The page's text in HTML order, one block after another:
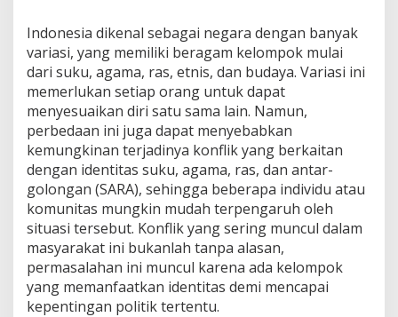
Indonesia dikenal sebagai negara dengan banyak
variasi, yang memiliki beragam kelompok mulai
dari suku, agama, ras, etnis, dan budaya. Variasi ini
memerlukan setiap orang untuk dapat
menyesuaikan diri satu sama lain. Namun,
perbedaan ini juga dapat menyebabkan
kemungkinan terjadinya konflik yang berkaitan
dengan identitas suku, agama, ras, dan antar-
golongan (SARA), sehingga beberapa individu atau
komunitas mungkin mudah terpengaruh oleh
situasi tersebut. Konflik yang sering muncul dalam
masyarakat ini bukanlah tanpa alasan,
permasalahan ini muncul karena ada kelompok
yang memanfaatkan identitas demi mencapai
kepentingan politik tertentu.